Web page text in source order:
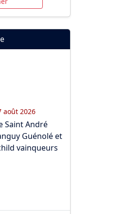
août 2026
Saint André
Guénolé et
vainqueurs